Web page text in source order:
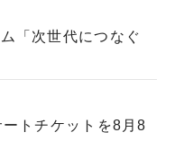
「次世代につなぐ
トチケットを8月8